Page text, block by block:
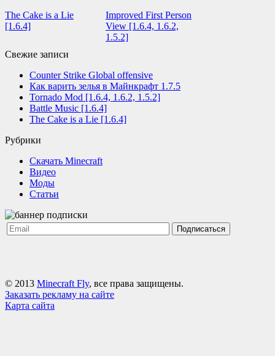
The Cake is a Lie
[1.6.4]
Improved First Person
View [1.6.4, 1.6.2,
1.5.2]
Свежие записи
Counter Strike Global offensive
Как варить зелья в Майнкрафт 1.7.5
Tornado Mod [1.6.4, 1.6.2, 1.5.2]
Battle Music [1.6.4]
The Cake is a Lie [1.6.4]
Рубрики
Cкачать Minecraft
Видео
Моды
Статьи
Подписаться
© 2013 Minecraft Fly, все права защищены.
Заказать рекламу на сайте
Карта сайта